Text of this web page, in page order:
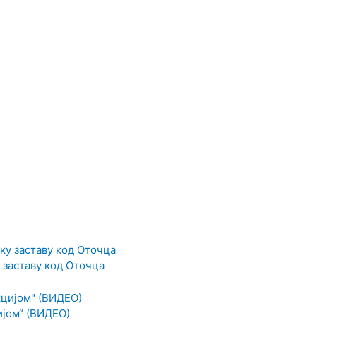
код Оточца
(ВИДЕО)